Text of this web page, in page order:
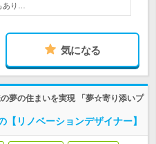
あり…
気になる
夢の住まいを実現 「夢☆寄り添いプ
【リノベーションデザイナー】